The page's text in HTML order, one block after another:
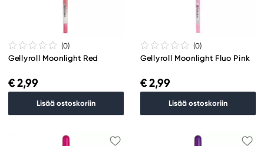
(0)
Gellyroll Moonlight Red
€ 2,99
Lisää ostoskoriin
(0)
Gellyroll Moonlight Fluo Pink
€ 2,99
Lisää ostoskoriin